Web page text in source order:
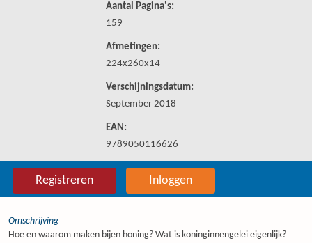
Aantal Pagina's:
159
Afmetingen:
224x260x14
Verschijningsdatum:
September 2018
EAN:
9789050116626
Registreren Inloggen
Omschrijving
Hoe en waarom maken bijen honing? Wat is koninginnengelei eigenlijk?